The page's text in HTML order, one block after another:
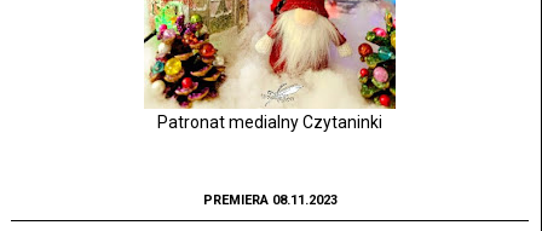
Patronat medialny Czytaninki
PREMIERA 08.11.2023